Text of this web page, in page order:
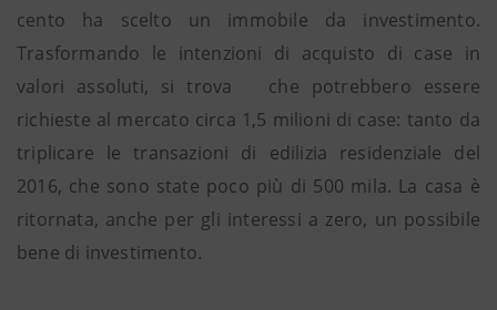
cento ha scelto un immobile da investimento.
Trasformando le intenzioni di acquisto di case in
valori assoluti, si trova che potrebbero essere
richieste al mercato circa 1,5 milioni di case: tanto da
triplicare le transazioni di edilizia residenziale del
2016, che sono state poco più di 500 mila. La casa è
ritornata, anche per gli interessi a zero, un possibile
bene di investimento.